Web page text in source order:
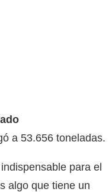
a 53.656 toneladas.
para el
algo que tiene un